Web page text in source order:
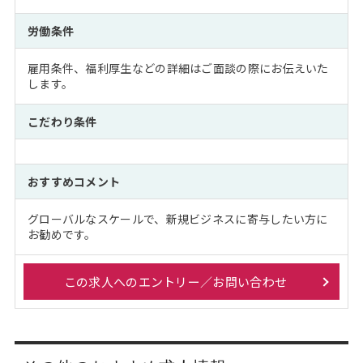
労働条件
雇用条件、福利厚生などの詳細はご面談の際にお伝えいた
します。
こだわり条件
おすすめコメント
グローバルなスケールで、新規ビジネスに寄与したい方に
お勧めです。
この求人へのエントリー／お問い合わせ